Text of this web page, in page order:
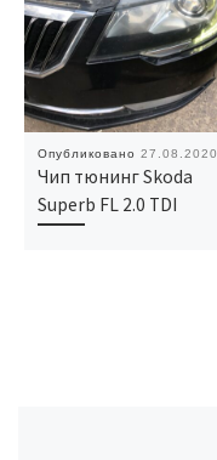
Опубликовано27.08.2020
Чип тюнинг Skoda
Superb FL 2.0 TDI